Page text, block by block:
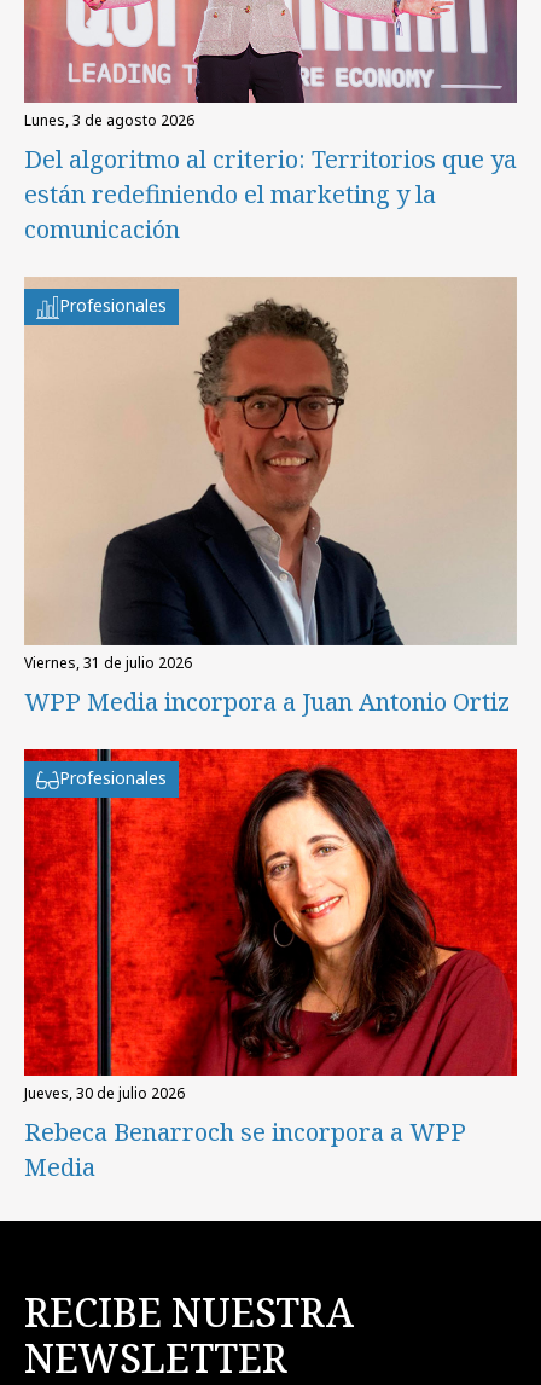
lunes, 3 de agosto 2026
Del algoritmo al criterio: Territorios que ya
están redefiniendo el marketing y la
comunicación
Profesionales
viernes, 31 de julio 2026
WPP Media incorpora a Juan Antonio Ortiz
Profesionales
jueves, 30 de julio 2026
Rebeca Benarroch se incorpora a WPP
Media
RECIBE NUESTRA
NEWSLETTER